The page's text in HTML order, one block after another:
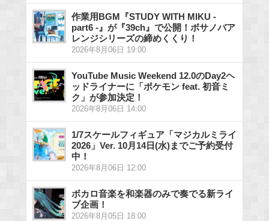
作業用BGM『STUDY WITH MIKU -
part6 -』が『39ch』で公開！ボサノバア
レンジシリーズの締めくくり！
2026年8月06日 19:00
YouTube Music Weekend 12.0のDay2ヘ
ッドライナーに「ポケモン feat. 初音ミ
ク」が参加決定！
2026年8月06日 14:00
1/7スケールフィギュア「マジカルミライ
2026」Ver. 10月14日(水)までご予約受付
中！
2026年8月06日 12:00
ボカロ音楽を和楽器のみで奏でる新ライ
ブ企画！
2026年8月05日 18:00